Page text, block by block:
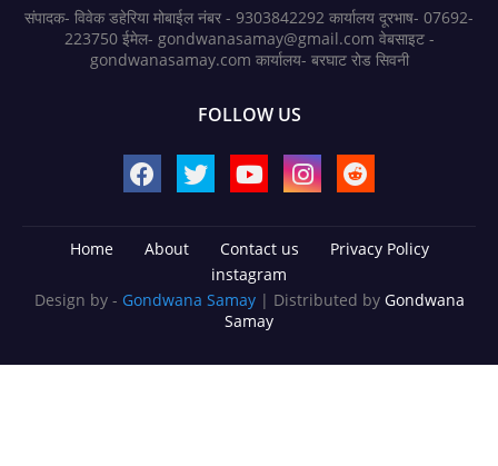
संपादक- विवेक डहेरिया मोबाईल नंबर - 9303842292 कार्यालय दूरभाष- 07692-
223750 ईमेल- gondwanasamay@gmail.com वेबसाइट -
gondwanasamay.com कार्यालय- बरघाट रोड सिवनी
FOLLOW US
Home About Contact us
Privacy Policy
instagram
Design by - Gondwana Samay | Distributed by Gondwana
Samay